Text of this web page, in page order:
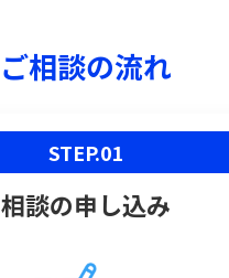
ご相談の流れ
STEP.01
相談の申し込み